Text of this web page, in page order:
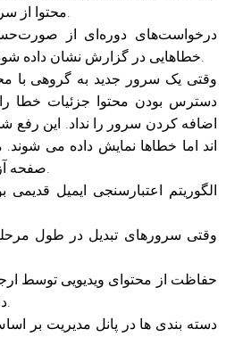
محتوا از سرور به درستی انجام نمی شود.
خطاهایی در گزارش نشان داده شود، اینها باید نادیده گرفته شوند.
دسترس بودن محتوا جزئیات خطا
اضافه کردن سرور را نداد. این رفع
اند اما خطاها نمایش داده می
صفحه آزمایشی ارائه را برطرف کنید.
دامنه های خود شما فعال شود.